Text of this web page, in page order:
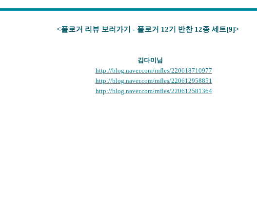
<풀로거 리뷰 보러가기 - 풀로거 12기 반찬 12종 세트[9]>
김다미 님
http://blog.naver.com/rnfles/220618710977
http://blog.naver.com/rnfles/220612958851
http://blog.naver.com/rnfles/220612581364